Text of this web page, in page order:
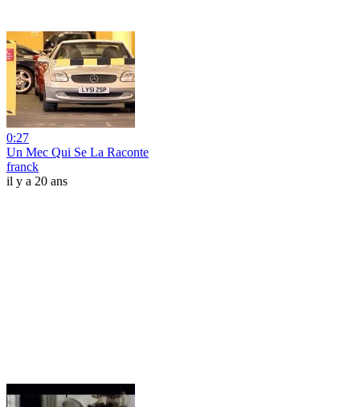
0:27
Un Mec Qui Se La Raconte
franck
il y a 20 ans